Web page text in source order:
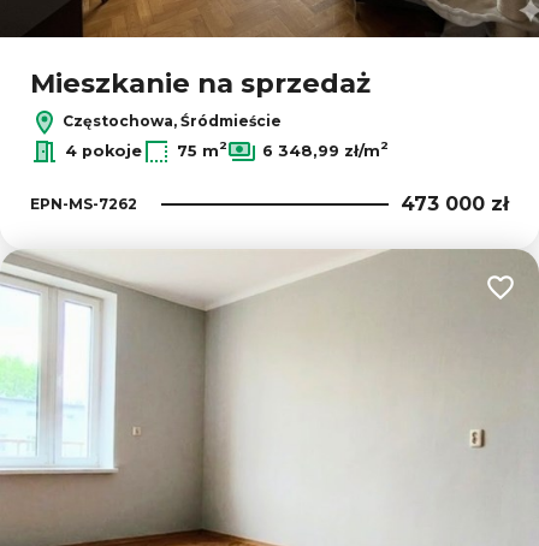
Mieszkanie na sprzedaż
Częstochowa, Śródmieście
4 pokoje
75 m2 6 348,99 zł/m2
EPN-MS-7262 473 000 zł